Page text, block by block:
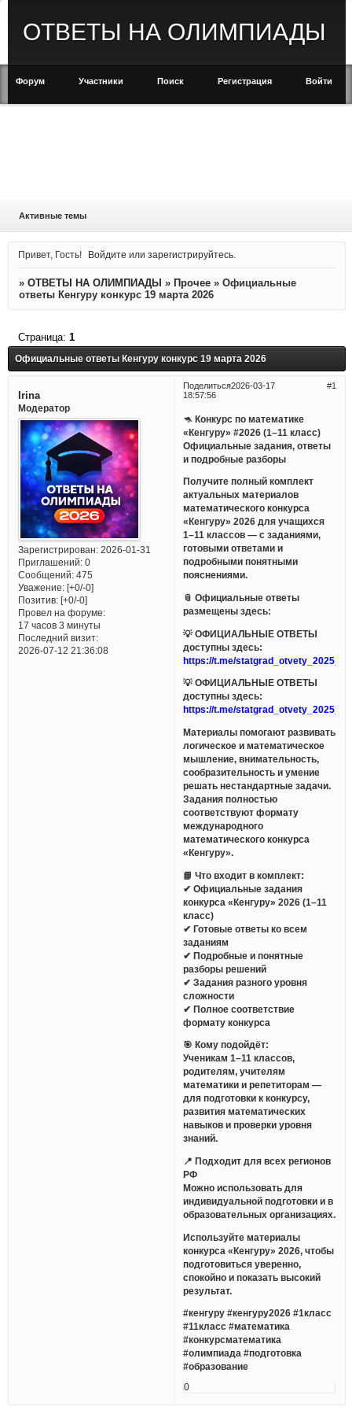
ОТВЕТЫ НА ОЛИМПИАДЫ
Форум Участники Поиск Регистрация Войти
Активные темы
Привет, Гость! Войдите илизарегистрируйтесь
» ОТВЕТЫ НА ОЛИМПИАДЫ » Прочее » Официальные
ответы Кенгуру конкурс 19 марта 2026
Официальные ответы Кенгуру конкурс 19 марта 2026
Страница: 1
Поделиться 1
2026-03-17
18:57:56
Irina
Модератор
Зарегистрирован: 2026-01-31
Приглашений:0
Сообщений:475
Уважение: [+0/-0]
Позитив: [+0/-0]
Провел на форуме:
17 часов 3 минуты
Последний визит:
2026-07-12 21:36:08
🦘 Конкурс по математике
«Кенгуру» #2026 (1–11 класс)
Официальные задания, ответы
и подробные разборы
Получите полный комплект
актуальных материалов
математического конкурса
«Кенгуру» 2026 для учащихся
1–11 классов — с заданиями,
готовыми ответами и
подробными понятными
пояснениями.
📎 Официальные ответы
размещены здесь:
💡 ОФИЦИАЛЬНЫЕ ОТВЕТЫ
доступны здесь:
https://t.me/
💡 ОФИЦИАЛЬНЫЕ ОТВЕТЫ
доступны здесь:
https://t.me/
Материалы помогают развивать
логическое и математическое
мышление, внимательность,
сообразительность и умение
решать нестандартные задачи.
Задания полностью
соответствуют формату
международного
математического конкурса
«Кенгуру».
📘 Что входит в комплект:
✔ Официальные задания
конкурса «Кенгуру» 2026 (1–11
класс)
✔ Готовые ответы ко всем
заданиям
✔ Подробные и понятные
разборы решений
✔ Задания разного уровня
сложности
✔ Полное соответствие
формату конкурса
🎯 Кому подойдёт:
Ученикам 1–11 классов,
родителям, учителям
математики и репетиторам —
для подготовки к конкурсу,
развития математических
навыков и проверки уровня
знаний.
📍 Подходит для всех регионов
РФ
Можно использовать для
индивидуальной подготовки и в
образовательных организациях.
Используйте материалы
конкурса «Кенгуру» 2026, чтобы
подготовиться уверенно,
спокойно и показать высокий
результат.
#кенгуру #кенгуру2026 #1класс
#11класс #математика
#конкурсматематика
#олимпиада #подготовка
#образование
0